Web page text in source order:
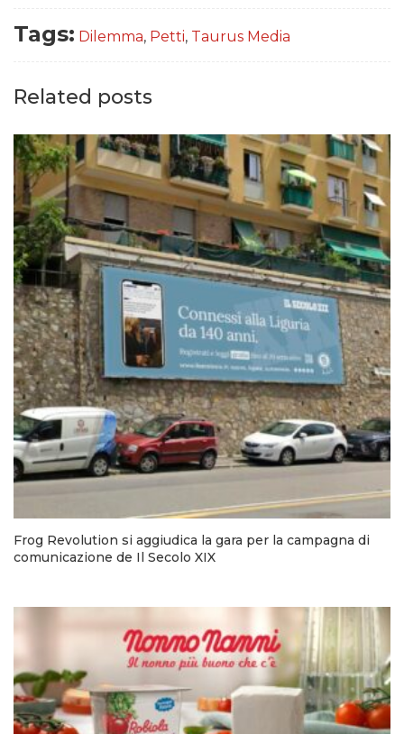
Tags: Dilemma, Petti, Taurus Media
Related posts
Frog Revolution si aggiudica la gara per la campagna di
comunicazione de Il Secolo XIX